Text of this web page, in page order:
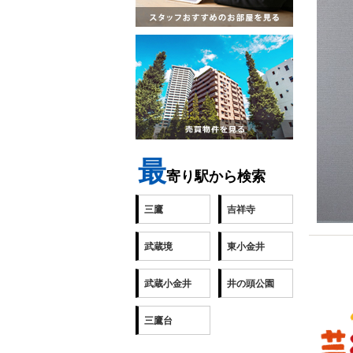
最寄り駅から検索
三鷹 吉祥寺
武蔵境 東小金井
武蔵小金井 井の頭公園
三鷹台